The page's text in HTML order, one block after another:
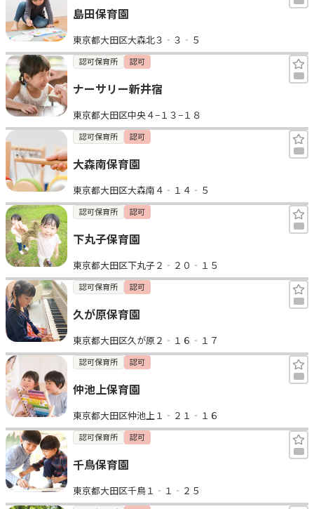
島田保育園
東京都大田区大森北３‐３‐５
認可保育所 認可
ナーサリー新井宿
東京都大田区中央４−１３−１８
認可保育所 認可
大森南保育園
東京都大田区大森南４‐１４‐５
認可保育所 認可
下丸子保育園
東京都大田区下丸子２‐２０‐１５
認可保育所 認可
久が原保育園
東京都大田区久が原２‐１６‐１７
認可保育所 認可
仲池上保育園
東京都大田区仲池上１‐２１‐１６
認可保育所 認可
千鳥保育園
東京都大田区千鳥１‐１‐２５